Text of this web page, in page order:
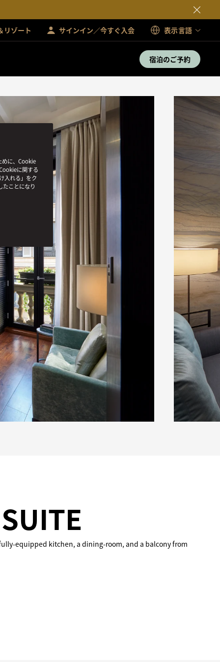
リゾート サインイン／今すぐ入会 表示言語
宿泊のご予約
equipped kitchen, a dining-room, and a balcony from
めに、Cookie
に関する
入れる」をク
たことになり